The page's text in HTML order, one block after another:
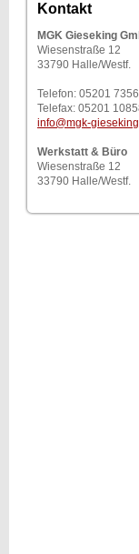
Kontakt
MGK Gieseking
Wiesenstraße 12
33790 Halle/Westf.
Telefon: 05201
Telefax: 05201
info@mgk-
Werkstatt & Büro
Wiesenstraße 12
33790 Halle/Westf.